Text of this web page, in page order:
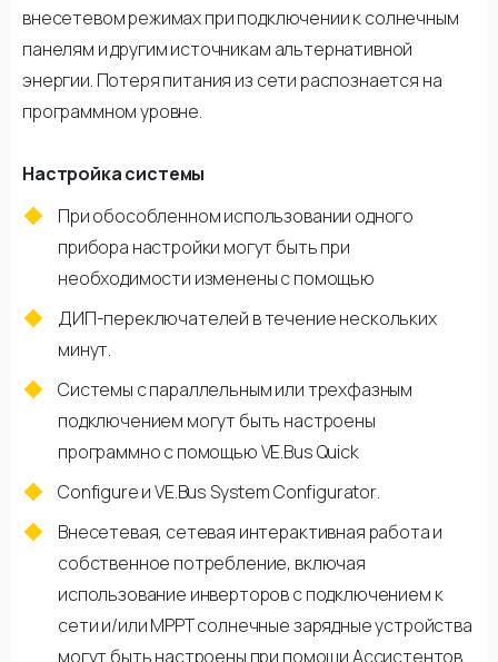
внесетевом режимах при подключении к солнечным
панелям и другим источникам альтернативной
энергии. Потеря питания из сети распознается на
программном уровне.
Настройка системы
При обособленном использовании одного
прибора настройки могут быть при
необходимости изменены с помощью
ДИП-переключателей в течение нескольких
минут.
Системы с параллельным или трехфазным
подключением могут быть настроены
программно с помощью VE.Bus Quick
Configure и VE.Bus System Configurator.
Внесетевая, сетевая интерактивная работа и
собственное потребление, включая
использование инверторов с подключением к
сети и/или МРРТ солнечные зарядные устройства
могут быть настроены при помощи Ассистентов